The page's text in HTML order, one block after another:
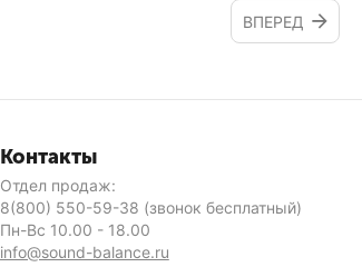
ВПЕРЕД
Контакты
Отдел продаж:
8(800) 550-59-38 (звонок бесплатный)
Пн-Вс 10.00 - 18.00
info@sound-balance.ru